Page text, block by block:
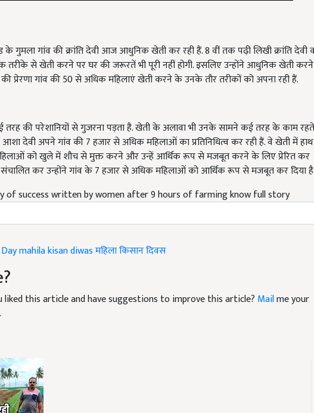
गुमला गांव की क्रांति देवी आज आधुनिक खेती कर रही हैं. 8 वीं तक पढ़ी लिखी क्रांति देवी को
तरीके से खेती करने पर घर की जरूरतें भी पूरी नहीं होगी. इसलिए उन्होंने आधुनिक खेती करने
की प्रेरणा गांव की 50 से अधिक महिलाएं खेती करने के उनके तौर तरीकों को अपना रही हैं.
तरह की परेशानियों से गुजरना पड़ता है. खेती के अलावा भी उनके सामने कई तरह के काम रहते
देवी अपने गांव की 7 हजार से अधिक महिलाओं का प्रतिनिधित्व कर रही हैं. वे खेती में हाथ
महिलाओं को खुले में शौच से मुक्त करने और उन्हें आर्थिक रूप से मजबूत करने के लिए प्रेरित कर
कर उन्होंने गांव के 7 हजार से अधिक महिलाओं को आर्थिक रूप से मजबूत कर दिया है.
of success written by women after 9 hours of farming know full story
02:52 PM IST
liked this article and have suggestions to improve this article?